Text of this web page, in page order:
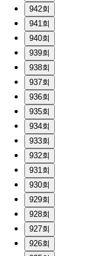
942회
941회
940회
939회
938회
937회
936회
935회
934회
933회
932회
931회
930회
929회
928회
927회
926회